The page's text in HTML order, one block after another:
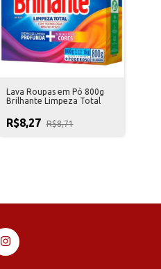
Lava Roupas em Pó 800g
Brilhante Limpeza Total
R$8,27 R$8,71